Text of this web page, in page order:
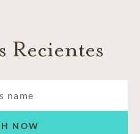
Recientes
NOW